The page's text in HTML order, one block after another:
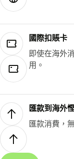
國際扣賬卡
即使在海外
用。
匯款到海外
匯款消費，